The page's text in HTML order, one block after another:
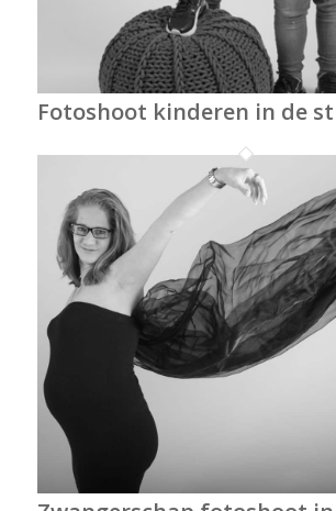
Fotoshoot kinderen in de